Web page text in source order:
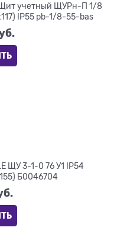
Щит учетный ЩУРн-П 1/8
IP55 pb-1/8-55-bas
ЩУ 3-1-0 76 У1 IP54
Б0046704